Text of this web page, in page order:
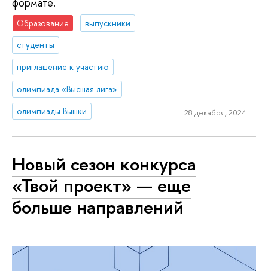
Образование
выпускники
студенты
приглашение к участию
олимпиада «Высшая лига»
олимпиады Вышки
28 декабря, 2024 г.
Новый сезон конкурса
«Твой проект» — еще
больше направлений